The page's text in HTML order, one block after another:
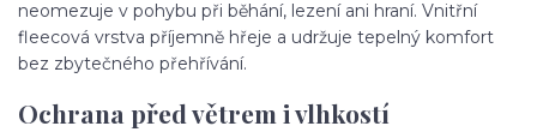
neomezuje v pohybu při běhání, lezení ani hraní. Vnitřní
fleecová vrstva příjemně hřeje a udržuje tepelný komfort
bez zbytečného přehřívání.
Ochrana před větrem i vlhkostí